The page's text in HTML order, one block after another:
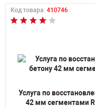
Код товара: 410746
Услуга по
42 мм сегментами